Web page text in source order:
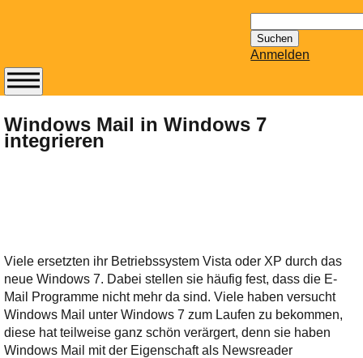
nach:
Anmelden
Windows Mail in Windows 7
integrieren
Viele ersetzten ihr Betriebssystem Vista oder XP durch das
neue Windows 7. Dabei stellen sie häufig fest, dass die E-
Mail Programme nicht mehr da sind. Viele haben versucht
Windows Mail unter Windows 7 zum Laufen zu bekommen,
diese hat teilweise ganz schön verärgert, denn sie haben
Windows Mail mit der Eigenschaft als Newsreader
Abonnieren Sie den
14-tägig
erscheinenden
Newsletter von
bereithält!
Wie z.B. Outlook,
GMail, Thunderbird
oder auch
KuNoMail, usw.